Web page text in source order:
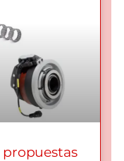
propuestas